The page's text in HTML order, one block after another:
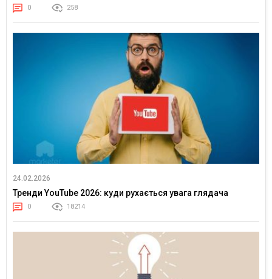
0 258
24.02.2026
Тренди YouTube 2026: куди рухається увага глядача
0 18214